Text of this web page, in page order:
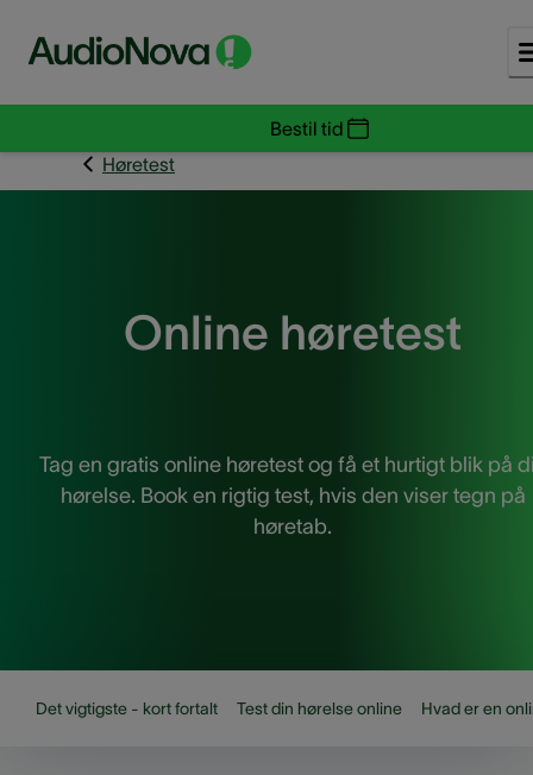
Bestil tid
Høretest
Online høretest
Tag en gratis online høretest og få et hurtigt blik på
hørelse. Book en rigtig test, hvis den viser tegn på
høretab.
Det vigtigste - kort fortalt Test din hørelse online Hvad er en